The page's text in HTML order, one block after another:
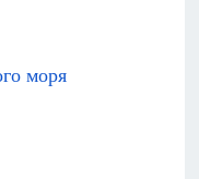
моря